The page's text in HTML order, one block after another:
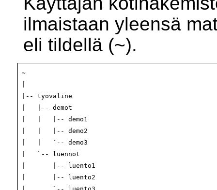
ilmaistaan yleensä
eli tildellä (~).
~
|-- tyovaline
|   |-- demot
|   |   |-- demo1
|   |   |-- demo2
|   |   `-- demo3
|   `-- luennot
|       |-- luento1
|       |-- luento2